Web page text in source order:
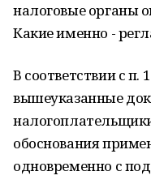
налоговые органы
Какие именно -
В соответствии с п.
вышеуказанные
обоснования
одновременно с